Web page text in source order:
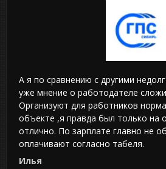
А я по сравнению с другими
уже мнение о работодателе
Организуют для работников
объекте ,я правда был только на
отлично. По зарплате главно не
оплачивают согласно табеля.
Илья